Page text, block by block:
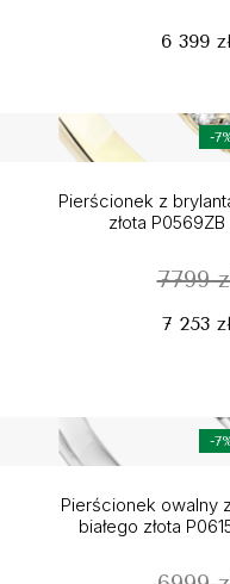
6 399
-
Pierścionek z
złota
7799
7 253
-
Pierścionek owalny
białego złota